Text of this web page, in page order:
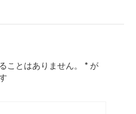
ことはありません。 * が